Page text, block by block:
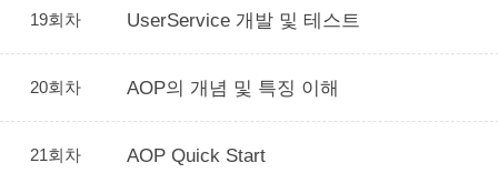
19회차 UserService 개발 및 테스트
20회차 AOP의 개념 및 특징 이해
21회차 AOP Quick Start